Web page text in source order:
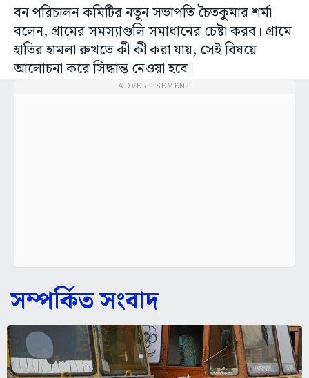
বন পরিচালন কমিটির নতুন সভাপতি চৈতকুমার শর্মা
বলেন, গ্রামের সমস্যাগুলি সমাধানের চেষ্টা করব। গ্রামে
হাতির হামলা রুখতে কী কী করা যায়, সেই বিষয়ে
আলোচনা করে সিদ্ধান্ত নেওয়া হবে।
ADVERTISEMENT
সম্পর্কিত সংবাদ